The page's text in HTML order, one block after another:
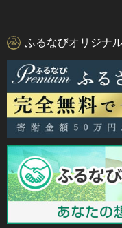
ふるなびオリジナ